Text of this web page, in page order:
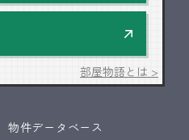
部屋物語とは >
物件データベース